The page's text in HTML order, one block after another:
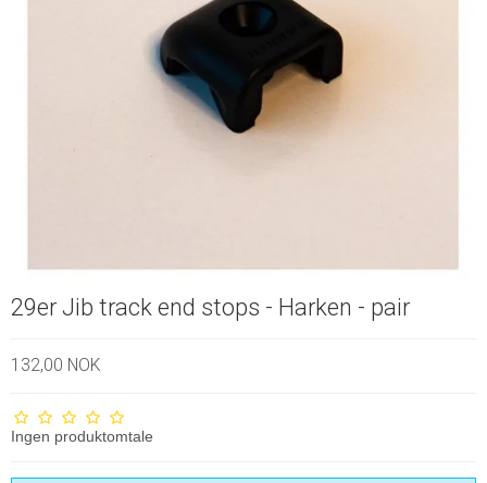
29er Jib track end stops - Harken - pair
132,00 NOK
Ingen produktomtale